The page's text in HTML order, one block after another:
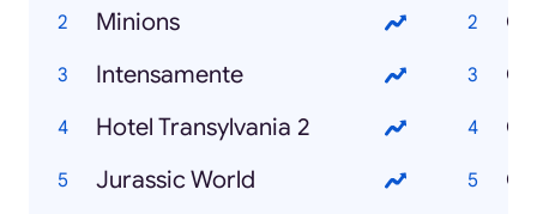
Minions
Intensamente
Hotel Transylvania 2
Jurassic World